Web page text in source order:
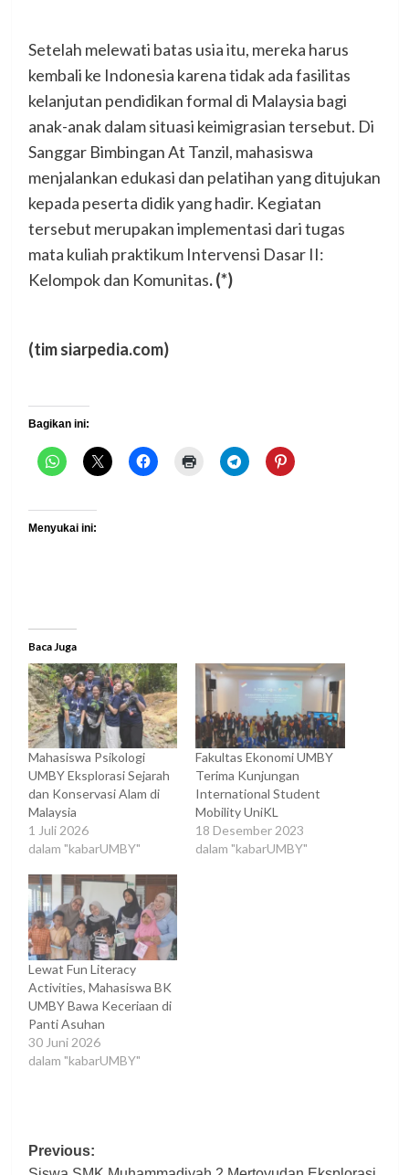
Setelah melewati batas usia itu, mereka harus
kembali ke Indonesia karena tidak ada fasilitas
kelanjutan pendidikan formal di Malaysia bagi
anak-anak dalam situasi keimigrasian tersebut. Di
Sanggar Bimbingan At Tanzil, mahasiswa
menjalankan edukasi dan pelatihan yang ditujukan
kepada peserta didik yang hadir. Kegiatan
tersebut merupakan implementasi dari tugas
mata kuliah praktikum Intervensi Dasar II:
Kelompok dan Komunitas. (*)
(tim siarpedia.com)
Bagikan ini:
Menyukai ini:
Baca Juga
Mahasiswa Psikologi
UMBY Eksplorasi Sejarah
dan Konservasi Alam di
Malaysia
1 Juli 2026
dalam "kabarUMBY"
Fakultas Ekonomi UMBY
Terima Kunjungan
International Student
Mobility UniKL
18 Desember 2023
dalam "kabarUMBY"
Lewat Fun Literacy
Activities, Mahasiswa BK
UMBY Bawa Keceriaan di
Panti Asuhan
30 Juni 2026
dalam "kabarUMBY"
Post
Previous: